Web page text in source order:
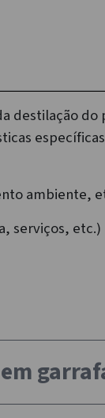
destilação
ambiente,
serviços, etc.)